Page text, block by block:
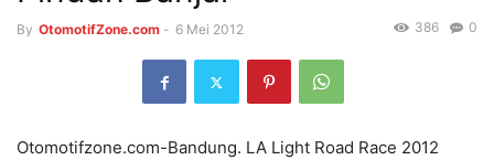
By OtomotifZone.com - 6 Mei 2012 0
386
Otomotifzone.com-Bandung. LA Light Road Race 2012